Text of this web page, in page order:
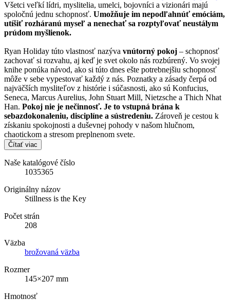
Všetci veľkí lídri, myslitelia, umelci, bojovníci a vizionári majú
spoločnú jednu schopnosť. Umožňuje im nepodľahnúť emóciám,
utíšiť rozháranú myseľ a nenechať sa rozptyľovať neustálym
prúdom myšlienok.
Ryan Holiday túto vlastnosť nazýva vnútorný pokoj – schopnosť
zachovať si rozvahu, aj keď je svet okolo nás rozbúrený. Vo svojej
knihe ponúka návod, ako si túto dnes ešte potrebnejšiu schopnosť
môže v sebe vypestovať každý z nás. Poznatky a zásady čerpá od
najväčších mysliteľov z histórie i súčasnosti, ako sú Konfucius,
Seneca, Marcus Aurelius, John Stuart Mill, Nietzsche a Thich Nhat
Han. Pokoj nie je nečinnosť. Je to vstupná brána k
sebazdokonaleniu, disciplíne a sústredeniu. Zároveň je cestou k
získaniu spokojnosti a duševnej pohody v našom hlučnom,
chaotickom a stresom preplnenom svete.
Čítať viac
Naše katalógové číslo
1035365
Originálny názov
Stillness is the Key
Počet strán
208
Väzba
brožovaná väzba
Rozmer
145×207 mm
Hmotnosť